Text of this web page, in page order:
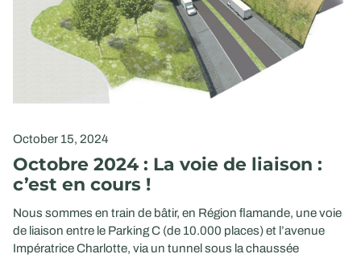
October 15, 2024
Octobre 2024 : La voie de liaison :
c’est en cours !
Nous sommes en train de bâtir, en Région flamande, une voie
de liaison entre le Parking C (de 10.000 places) et l’avenue
Impératrice Charlotte, via un tunnel sous la chaussée